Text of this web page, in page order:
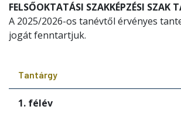
FELSŐOKTATÁSI SZAKKÉPZÉSI SZAK
A 2025/2026-os tanévtől érvényes
jogát fenntartjuk.
Tantárgy
1. félév